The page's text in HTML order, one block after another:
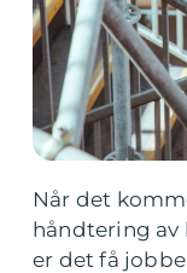
Når det
håndtering av
er det få